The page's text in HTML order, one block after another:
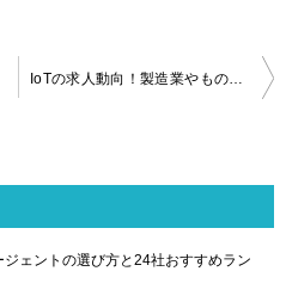
IoTの求人動向！製造業やものづくり業界への転職はIoTの経験が有利
ェントの選び方と24社おすすめラン